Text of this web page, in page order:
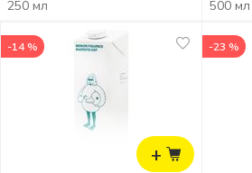
250 мл 500 мл
+
-14 % -23 %